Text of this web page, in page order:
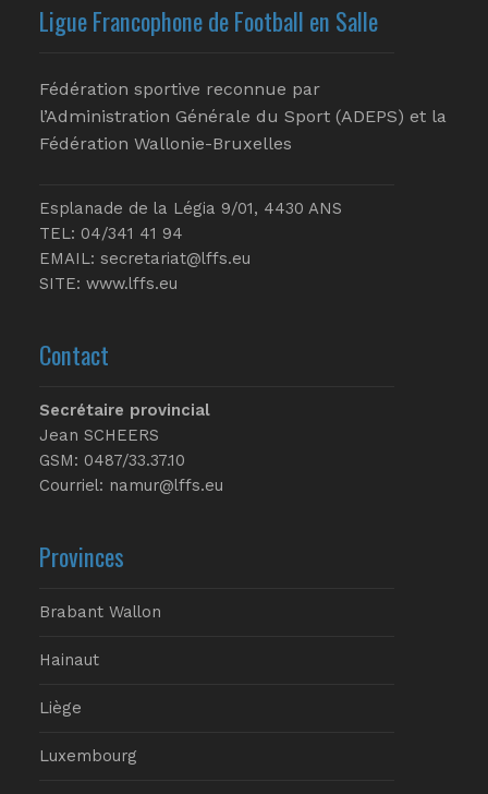
Ligue Francophone de Football en Salle
Fédération sportive reconnue par
l’Administration Générale du Sport (ADEPS) et la
Fédération Wallonie-Bruxelles
Esplanade de la Légia 9/01, 4430 ANS
TEL: 04/341 41 94
EMAIL: secretariat@lffs.eu
SITE: www.lffs.eu
Contact
Secrétaire provincial
Jean SCHEERS
GSM: 0487/33.37.10
Courriel: namur@lffs.eu
Provinces
Brabant Wallon
Hainaut
Liège
Luxembourg